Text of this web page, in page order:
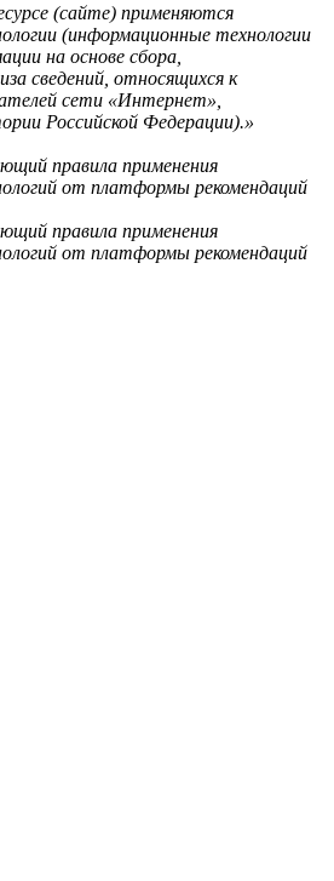
(сайте) применяются
(информационные технологии
на основе сбора,
сведений, относящихся к
сети «Интернет»,
Российской Федерации).»
правила применения
от платформы рекомендаций
правила применения
от платформы рекомендаций